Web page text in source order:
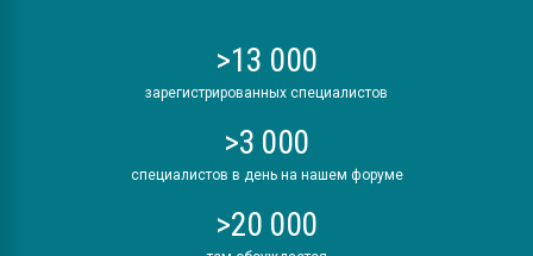
>13 000
зарегистрированных специалистов
>3 000
специалистов в день на нашем форуме
>20 000